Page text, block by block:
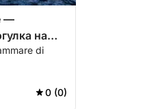
—
на
и
di
0 (0)